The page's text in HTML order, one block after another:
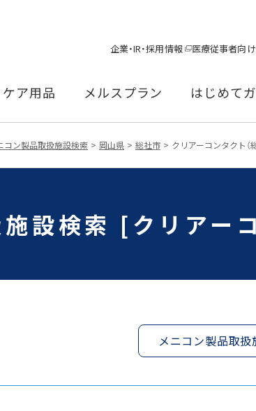
企業・IR・採用情報 医療従事者向
ケア用品 メルスプラン はじめて
コン製品取扱施設検索 岡山県 総社市 クリアーコンタクト（
設検索 [クリアー
メニコン製品取